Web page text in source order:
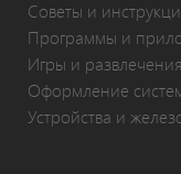
Советы и
Программы и
Игры и развлечения
Оформление
Устройства и